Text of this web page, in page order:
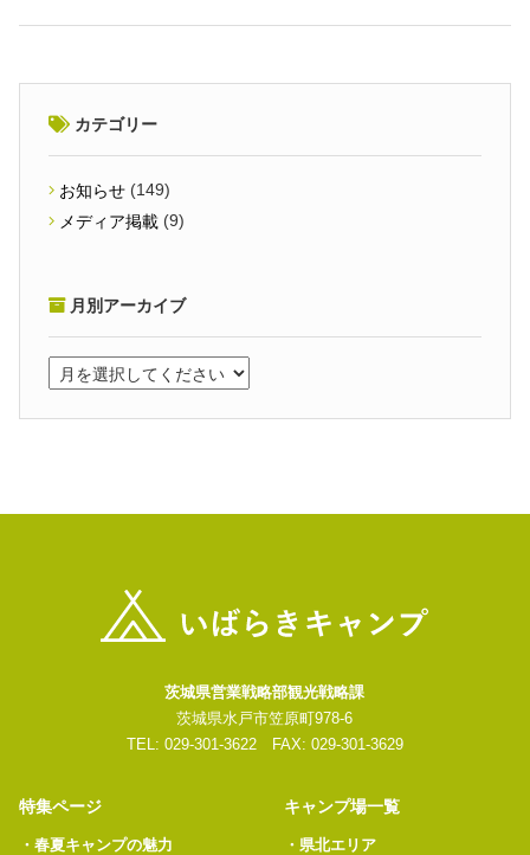
カテゴリー
お知らせ (149)
メディア掲載 (9)
月別アーカイブ
茨城県営業戦略部観光戦略課
茨城県水戸市笠原町978-6
TEL: 029-301-3622 FAX: 029-301-3629
特集ページ
・ 春夏キャンプの魅力
キャンプ場一覧
・ 県北エリア